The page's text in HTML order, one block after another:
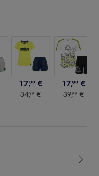
17,99 €
34,99 €
17,99 €
39,99 €